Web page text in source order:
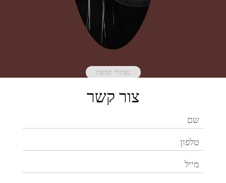
נפתלי קמפה
צור קשר